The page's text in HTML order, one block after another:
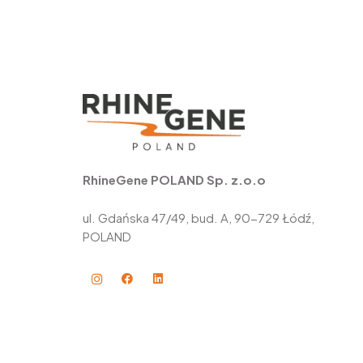
RhineGene POLAND Sp. z.o.o
ul. Gdańska 47/49, bud. A, 90-729 Łódź,
POLAND